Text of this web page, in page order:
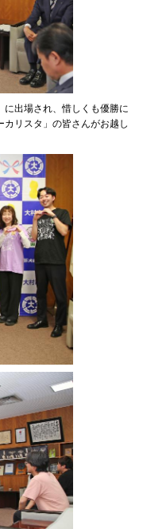
出場され、惜しくも優勝に
リスタ」の皆さんがお越し